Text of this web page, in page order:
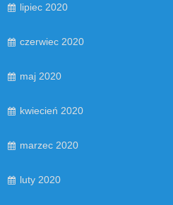
lipiec 2020
czerwiec 2020
maj 2020
kwiecień 2020
marzec 2020
luty 2020